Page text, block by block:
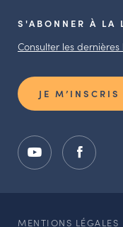
S'ABONNER À LA
Consulter les dernières
JE M’INSCRIS
MENTIONS LÉGALES